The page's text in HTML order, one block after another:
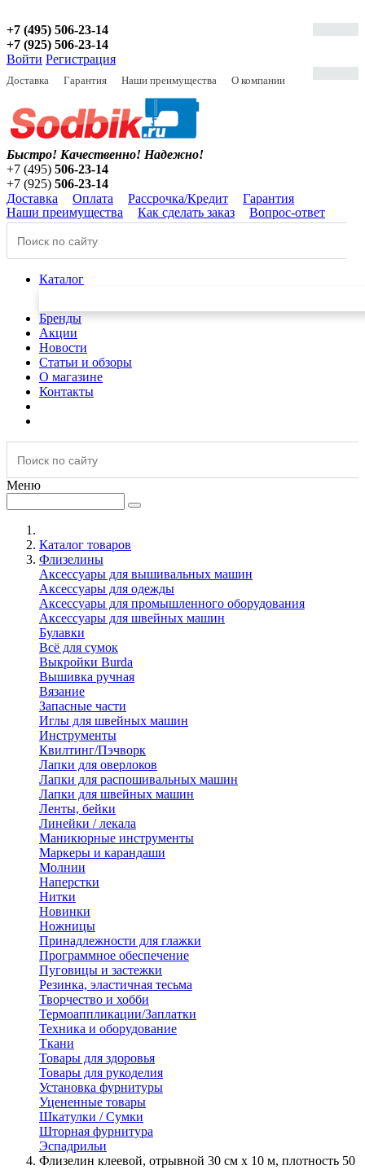
+7 (495) 506-23-14
+7 (925) 506-23-14
Войти Регистрация
Доставка Гарантия Наши преимущества О компании
Быстро! Качественно! Надежно!
+7 (495) 506-23-14
+7 (925) 506-23-14
Доставка
Оплата Рассрочка/Кредит
Гарантия
Наши преимущества
Как сделать заказ Вопрос-ответ
Каталог
Бренды
Акции
Новости
Статьи и обзоры
О магазине
Контакты
Меню
Каталог товаров
Флизелины
Аксессуары для вышивальных машин
Аксессуары для одежды
Аксессуары для промышленного оборудования
Аксессуары для швейных машин
Булавки
Всё для сумок
Выкройки Burda
Вышивка ручная
Вязание
Запасные части
Иглы для швейных машин
Инструменты
Квилтинг/Пэчворк
Лапки для оверлоков
Лапки для распошивальных машин
Лапки для швейных машин
Ленты, бейки
Линейки / лекала
Маникюрные инструменты
Маркеры и карандаши
Молнии
Наперстки
Нитки
Новинки
Ножницы
Принадлежности для глажки
Программное обеспечение
Пуговицы и застежки
Резинка, эластичная тесьма
Творчество и хобби
Термоаппликации/Заплатки
Техника и оборудование
Ткани
Товары для здоровья
Товары для рукоделия
Установка фурнитуры
Уцененные товары
Шкатулки / Сумки
Шторная фурнитура
Эспадрильи
Флизелин клеевой, отрывной 30 см х 10 м, плотность 50